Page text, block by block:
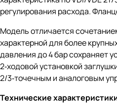
регулирования расхода.
Модель отличается
характерной для более
давления до 4 бар сохраняет
2‑ходовой установкой
2/3‑точечным и аналоговым
Технические